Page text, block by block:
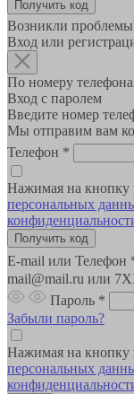
Возникли
Вход или
По номеру телефона
Вход с паролем
Введите номер
Мы отправим вам
Телефон *
Нажимая на кнопку
персональных
E-mail или Телефон
mail@mail.ru или
Пароль *
Забыли пароль?
Нажимая на кнопку
персональных